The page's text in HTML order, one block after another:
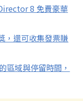
8 免費豪華
，還可收集發票賺
區域與停留時間，